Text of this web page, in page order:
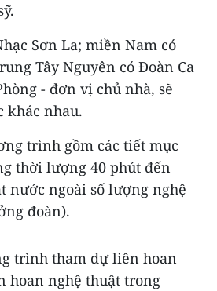
Sơn La; miền Nam có
Tây Nguyên có Đoàn Ca
- đơn vị chủ nhà, sẽ
khác nhau.
trình gồm các tiết mục
thời lượng 40 phút đến
nước ngoài số lượng nghệ
đoàn).
trình tham dự liên hoan
hoan nghệ thuật trong